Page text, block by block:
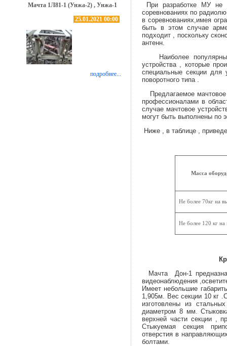
Мачта 1Л81-1 (Унжа-2) , Унжа-1
25.01.2021 00:00
подробнее...
При разработке МУ не
соревнованиях по
в соревнованиях,имея
быть в этом случае
подходит , поскольку
антенн.
Наиболее
устройства , которые
специальные секции для
поворотного типа .
Предлагаемое мачтовое
профессионалами в
случае мачтовое
могут быть выполнены по
Ниже , в таблице ,
Масса
Не более 70кг на
Не более 120 кг на
Краткое
Мачта Дон-1
видеонаблюдения
Имеет небольшие
1,905м. Вес секции 10 кг
изготовлены из
диаметром 8 мм.
верхней части секции ,
Стыкуемая секция
отверстия в
болтами.